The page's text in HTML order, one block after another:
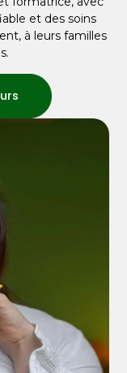
et des soins
à leurs familles